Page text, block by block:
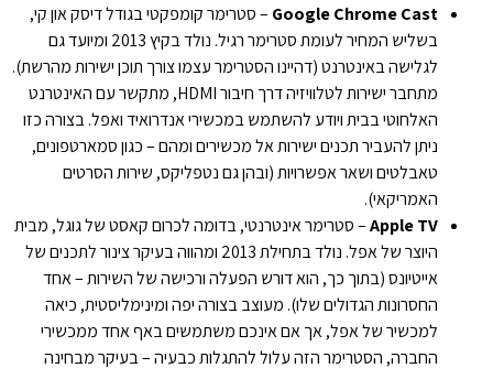
Google Chrome Cast – סטרימר קומפקטי בגודל דיסק און קי,
בשליש המחיר לעומת סטרימר רגיל. נולד בקיץ 2013 ומיועד גם
לגלישה באינטרנט (דהיינו הסטרימר עצמו צורך תוכן ישירות מהרשת).
מתחבר ישירות לטלוויזיה דרך חיבור HDMI, מתקשר עם האינטרנט
האלחוטי בבית ויודע להשתמש במכשירי אנדרואיד ואפל. בצורה כזו
ניתן להעביר תכנים ישירות אל מכשירים ומהם – כגון סמארטפונים,
טאבלטים ושאר אפשרויות (ובהן גם נטפליקס, שירות הסרטים
האמריקאי).
Apple TV– סטרימר אינטרנטי, בדומה לכרום קאסט של גוגל, מבית
היוצר של אפל. נולד בתחילת 2013 ומהווה בעיקר צינור לתכנים של
אייטיונס (בתוך כך, הוא דורש הפעלה ורכישה של השירות – אחד
החסרונות הגדולים שלו). מעוצב בצורה יפה ומינימליסטית, כיאה
למכשיר של אפל, אך אם אינכם משתמשים באף אחד ממכשירי
החברה, הסטרימר הזה עלול להתגלות כבעיה – בעיקר מבחינה